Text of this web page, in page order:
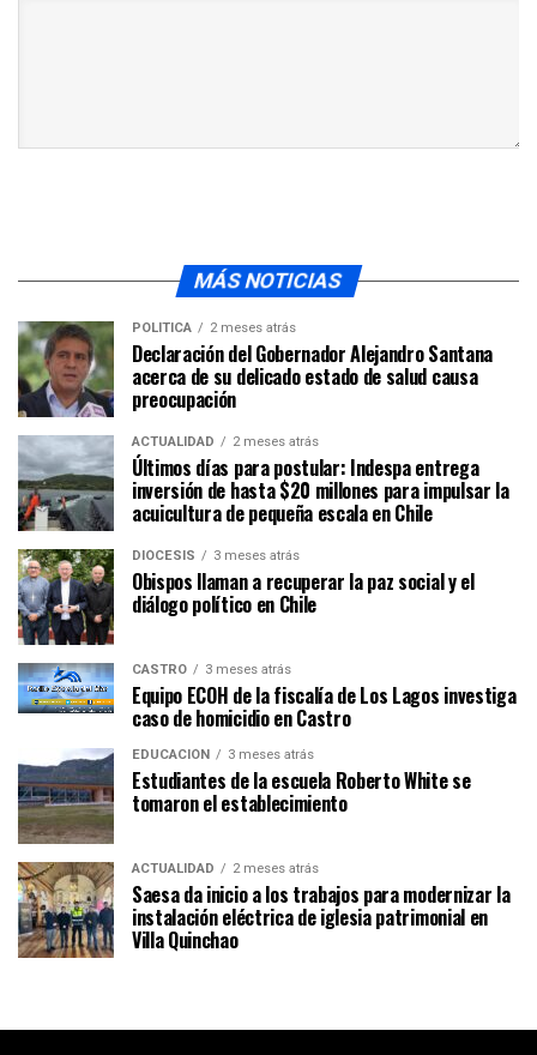
MÁS NOTICIAS
POLÍTICA 2 meses atrás
Declaración del Gobernador Alejandro Santana
acerca de su delicado estado de salud causa
preocupación
ACTUALIDAD 2 meses atrás
Últimos días para postular: Indespa entrega
inversión de hasta $20 millones para impulsar la
acuicultura de pequeña escala en Chile
DIÓCESIS 3 meses atrás
Obispos llaman a recuperar la paz social y el
diálogo político en Chile
CASTRO 3 meses atrás
Equipo ECOH de la fiscalía de Los Lagos investiga
caso de homicidio en Castro
EDUCACIÓN 3 meses atrás
Estudiantes de la escuela Roberto White se
tomaron el establecimiento
ACTUALIDAD 2 meses atrás
Saesa da inicio a los trabajos para modernizar la
instalación eléctrica de iglesia patrimonial en
Villa Quinchao